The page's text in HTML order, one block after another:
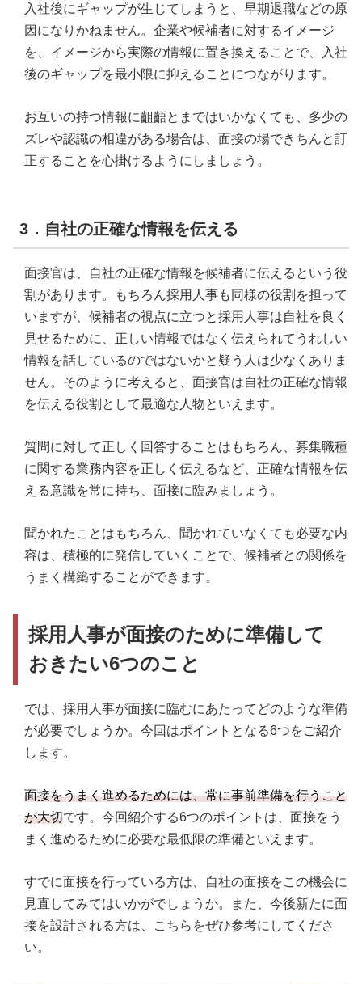
入社後にギャップが生じてしまうと、早期退職などの原
因になりかねません。企業や候補者に対するイメージ
を、イメージから実際の情報に置き換えることで、入社
後のギャップを最小限に抑えることにつながります。
お互いの持つ情報に齟齬とまではいかなくても、多少の
ズレや認識の相違がある場合は、面接の場できちんと訂
正することを心掛けるようにしましょう。
3．自社の正確な情報を伝える
面接官は、自社の正確な情報を候補者に伝えるという役
割があります。もちろん採用人事も同様の役割を担って
いますが、候補者の視点に立つと採用人事は自社を良く
見せるために、正しい情報ではなく伝えられてうれしい
情報を話しているのではないかと疑う人は少なくありま
せん。そのように考えると、面接官は自社の正確な情報
を伝える役割として最適な人物といえます。
質問に対して正しく回答することはもちろん、募集職種
に関する業務内容を正しく伝えるなど、正確な情報を伝
える意識を常に持ち、面接に臨みましょう。
聞かれたことはもちろん、聞かれていなくても必要な内
容は、積極的に発信していくことで、候補者との関係を
うまく構築することができます。
採用人事が面接のために準備して
おきたい6つのこと
では、採用人事が面接に臨むにあたってどのような準備
が必要でしょうか。今回はポイントとなる6つをご紹介
します。
面接をうまく進めるためには、常に事前準備を行うこと
が大切です。今回紹介する6つのポイントは、面接をう
まく進めるために必要な最低限の準備といえます。
すでに面接を行っている方は、自社の面接をこの機会に
見直してみてはいかがでしょうか。また、今後新たに面
接を設計される方は、こちらをぜひ参考にしてくださ
い。